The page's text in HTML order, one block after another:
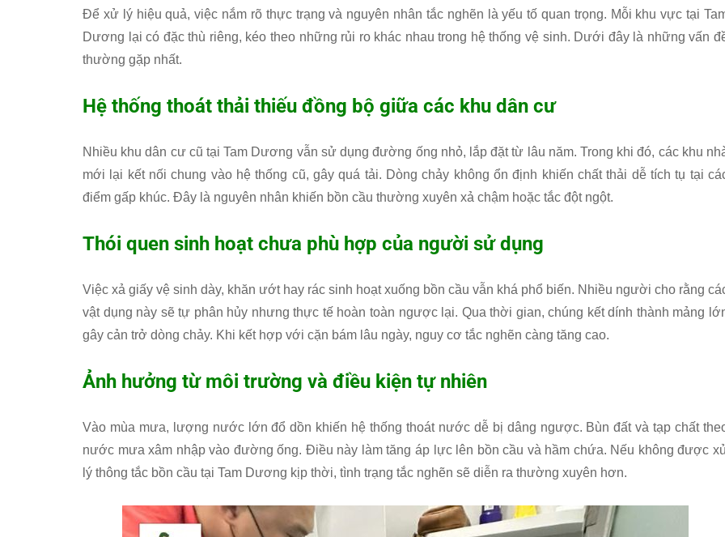
Để xử lý hiệu quả, việc nắm rõ thực trạng và nguyên nhân tắc nghẽn là yếu tố quan trọng. Mỗi khu vực tại
Dương lại có đặc thù riêng, kéo theo những rủi ro khác nhau trong hệ thống vệ sinh. Dưới đây là những vấn
thường gặp nhất.
Hệ thống thoát thải thiếu đồng bộ giữa các khu dân cư
Nhiều khu dân cư cũ tại Tam Dương vẫn sử dụng đường ống nhỏ, lắp đặt từ lâu năm. Trong khi đó, các khu
mới lại kết nối chung vào hệ thống cũ, gây quá tải. Dòng chảy không ổn định khiến chất thải dễ tích tụ tại
điểm gấp khúc. Đây là nguyên nhân khiến bồn cầu thường xuyên xả chậm hoặc tắc đột ngột.
Thói quen sinh hoạt chưa phù hợp của người sử dụng
Việc xả giấy vệ sinh dày, khăn ướt hay rác sinh hoạt xuống bồn cầu vẫn khá phổ biến. Nhiều người cho rằng
vật dụng này sẽ tự phân hủy nhưng thực tế hoàn toàn ngược lại. Qua thời gian, chúng kết dính thành mảng
gây cản trở dòng chảy. Khi kết hợp với cặn bám lâu ngày, nguy cơ tắc nghẽn càng tăng cao.
Ảnh hưởng từ môi trường và điều kiện tự nhiên
Vào mùa mưa, lượng nước lớn đổ dồn khiến hệ thống thoát nước dễ bị dâng ngược. Bùn đất và tạp chất
nước mưa xâm nhập vào đường ống. Điều này làm tăng áp lực lên bồn cầu và hầm chứa. Nếu không được
lý thông tắc bồn cầu tại Tam Dương kịp thời, tình trạng tắc nghẽn sẽ diễn ra thường xuyên hơn.